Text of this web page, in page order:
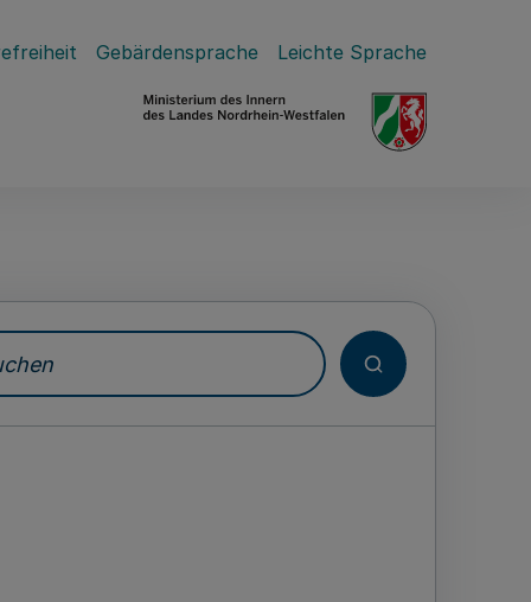
Gebärdensprache Leichte Sprache